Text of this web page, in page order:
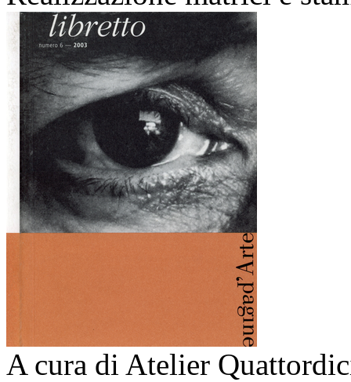
A cura di Atelier